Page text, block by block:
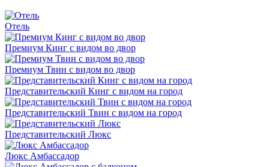
Отель
Премиум Кинг с видом во двор
Премиум Твин с видом во двор
Представительский Кинг с видом на город
Представительский Твин с видом на город
Представительский Люкс
Люкс Амбассадор